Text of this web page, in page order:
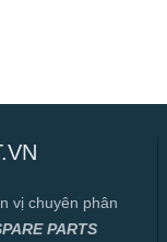
vị chuyên phân
PARTS